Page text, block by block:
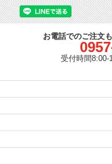
お電話でのご注文
受付時間8:00-